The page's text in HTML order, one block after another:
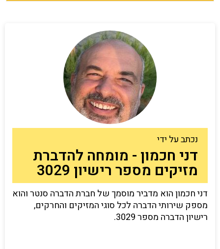
נכתב על ידי
דני חכמון - מומחה להדברת
מזיקים מספר רישיון 3029
דני חכמון הוא מדביר מוסמך של חברת הדברה סנטר והוא
מספק שירותי הדברה לכל סוגי המזיקים והחרקים,
רישיון הדברה מספר 3029.